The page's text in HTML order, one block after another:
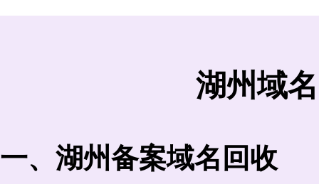
湖州域
一、湖州备案域名回收